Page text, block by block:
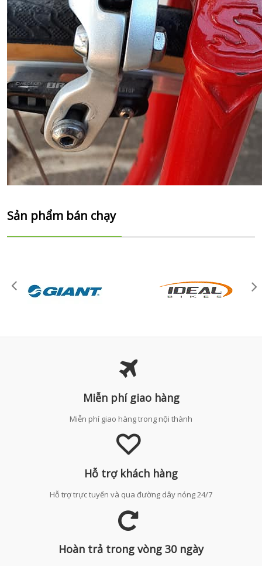
Sản phẩm bán chạy
Miễn phí giao hàng
Miễn phí giao hàng trong nội thành
Hỗ trợ khách hàng
Hỗ trợ trực tuyến và qua đường dây nóng 24/7
Hoàn trả trong vòng 30 ngày